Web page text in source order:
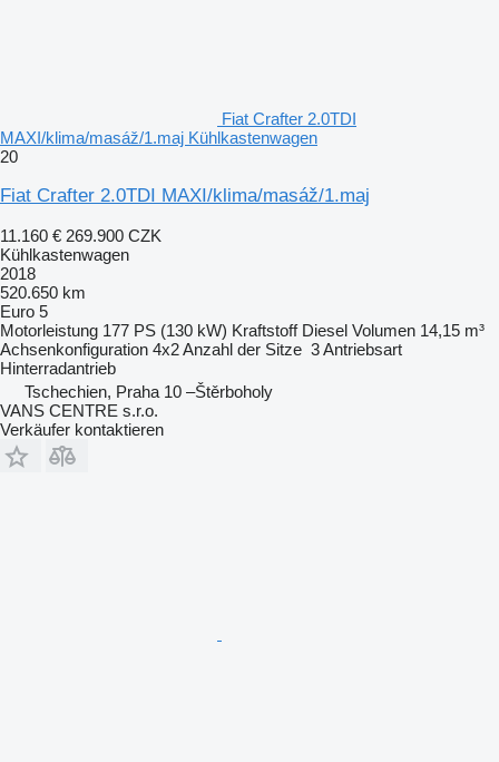
Fiat Crafter 2.0TDI
MAXI/klima/masáž/1.maj Kühlkastenwagen
20
Fiat Crafter 2.0TDI MAXI/klima/masáž/1.maj
11.160 € 269.900 CZK
Kühlkastenwagen
2018
520.650 km
Euro 5
Motorleistung 177 PS (130 kW) Kraftstoff Diesel Volumen 14,15 m³
Achsenkonfiguration 4x2Anzahl der Sitze 3Antriebsart
Hinterradantrieb
Tschechien, Praha 10 –Štěrboholy
VANS CENTRE s.r.o.
Verkäufer kontaktieren